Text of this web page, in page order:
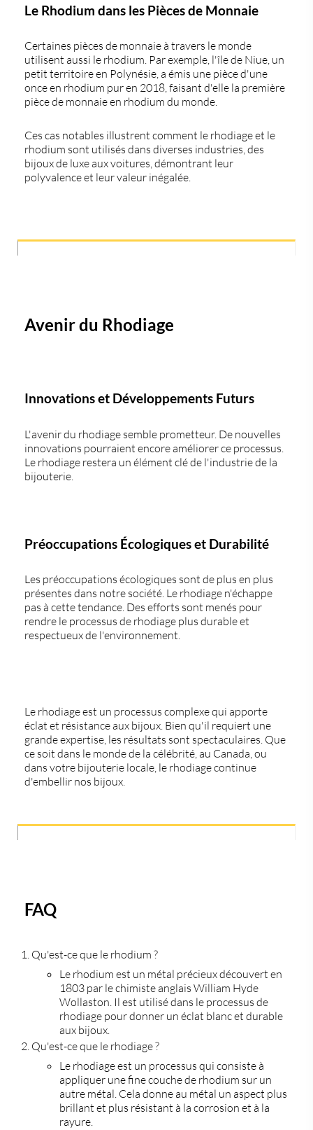
Le Rhodium dans les Pièces de Monnaie
Certaines pièces de monnaie à travers le monde
utilisent aussi le rhodium. Par exemple, l'île de Niue, un
petit territoire en Polynésie, a émis une pièce d'une
once en rhodium pur en 2018, faisant d'elle la première
pièce de monnaie en rhodium du monde.
Ces cas notables illustrent comment le rhodiage et le
rhodium sont utilisés dans diverses industries, des
bijoux de luxe aux voitures, démontrant leur
polyvalence et leur valeur inégalée.
Avenir du Rhodiage
Innovations et Développements Futurs
L'avenir du rhodiage semble prometteur. De nouvelles
innovations pourraient encore améliorer ce processus.
Le rhodiage restera un élément clé de l'industrie de la
bijouterie.
Préoccupations Écologiques et Durabilité
Les préoccupations écologiques sont de plus en plus
présentes dans notre société. Le rhodiage n'échappe
pas à cette tendance. Des efforts sont menés pour
rendre le processus de rhodiage plus durable et
respectueux de l'environnement.
Le rhodiage est un processus complexe qui apporte
éclat et résistance aux bijoux. Bien qu'il requiert une
grande expertise, les résultats sont spectaculaires. Que
ce soit dans le monde de la célébrité, au Canada, ou
dans votre bijouterie locale, le rhodiage continue
d'embellir nos bijoux.
FAQ
Qu'est-ce que le rhodium ?
Le rhodium est un métal précieux découvert en
1803 par le chimiste anglais William Hyde
Wollaston. Il est utilisé dans le processus de
rhodiage pour donner un éclat blanc et durable
aux bijoux.
Qu'est-ce que le rhodiage ?
Le rhodiage est un processus qui consiste à
appliquer une fine couche de rhodium sur un
autre métal. Cela donne au métal un aspect plus
brillant et plus résistant à la corrosion et à la
rayure.